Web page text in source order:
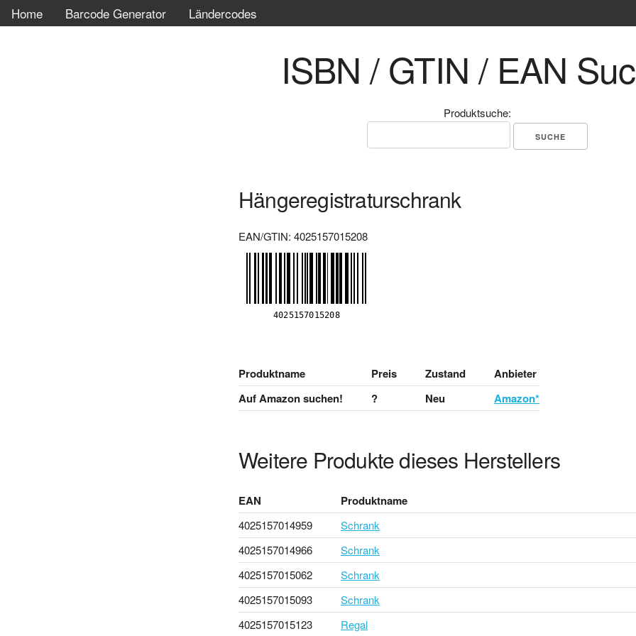
Home Barcode Generator Ländercodes
ISBN / GTIN / EAN
Produktsuche:
Hängeregistraturschrank
EAN/GTIN: 4025157015208
Produktname Preis Zustand
Anbieter
Auf Amazon suchen!
? Neu Amazon*
Weitere Produkte dieses Herstellers
EAN Produktname
4025157014959
Schrank
4025157014966
Schrank
4025157015062
Schrank
4025157015093
Schrank
4025157015123
Regal